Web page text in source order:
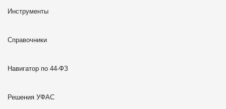
Инструменты
Справочники
Навигатор по 44-ФЗ
Решения УФАС